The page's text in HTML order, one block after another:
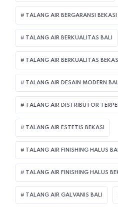
TALANG AIR BERGARANSI BEKASI
TALANG AIR BERKUALITAS BALI
TALANG AIR BERKUALITAS BEKASI
TALANG AIR DESAIN MODERN
TALANG AIR DISTRIBUTOR
TALANG AIR ESTETIS BEKASI
TALANG AIR FINISHING HALUS
TALANG AIR FINISHING HALUS
TALANG AIR GALVANIS BALI